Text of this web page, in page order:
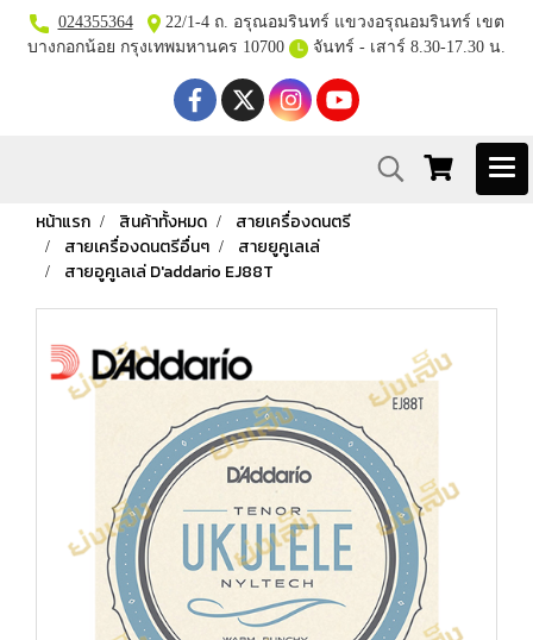
024355364
22/1-4 ถ. อรุณอมรินทร์ แขวงอรุณอมรินทร์ เขต
บางกอกน้อย กรุงเทพมหานคร 10700
จันทร์ - เสาร์ 8.30-17.30 น.
หน้าแรก สินค้าทั้งหมด
สายเครื่องดนตรี
สายเครื่องดนตรีอื่นๆ
สายยูคูเลเล่
สายอูคูเลเล่ D'addario EJ88T